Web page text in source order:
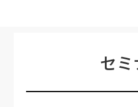
セミ